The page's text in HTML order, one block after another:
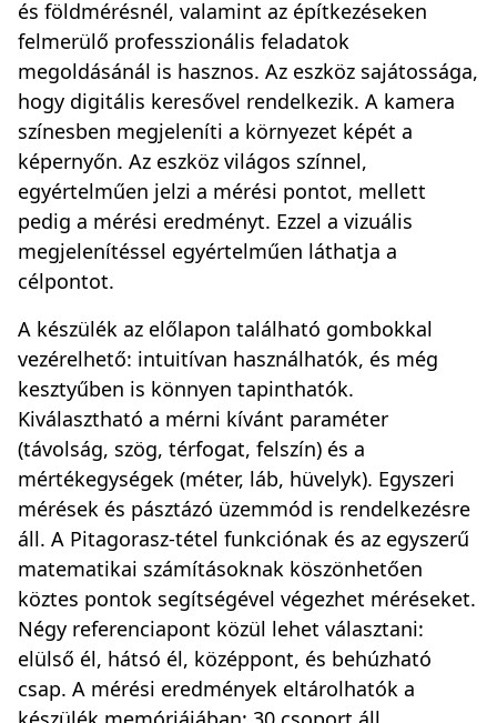
és földmérésnél, valamint az építkezéseken
felmerülő professzionális feladatok
megoldásánál is hasznos. Az eszköz sajátossága,
hogy digitális keresővel rendelkezik. A kamera
színesben megjeleníti a környezet képét a
képernyőn. Az eszköz világos színnel,
egyértelműen jelzi a mérési pontot, mellett
pedig a mérési eredményt. Ezzel a vizuális
megjelenítéssel egyértelműen láthatja a
célpontot.
A készülék az előlapon található gombokkal
vezérelhető: intuitívan használhatók, és még
kesztyűben is könnyen tapinthatók.
Kiválasztható a mérni kívánt paraméter
(távolság, szög, térfogat, felszín) és a
mértékegységek (méter, láb, hüvelyk). Egyszeri
mérések és pásztázó üzemmód is rendelkezésre
áll. A Pitagorasz-tétel funkciónak és az egyszerű
matematikai számításoknak köszönhetően
köztes pontok segítségével végezhet méréseket.
Négy referenciapont közül lehet választani:
elülső él, hátsó él, középpont, és behúzható
csap. A mérési eredmények eltárolhatók a